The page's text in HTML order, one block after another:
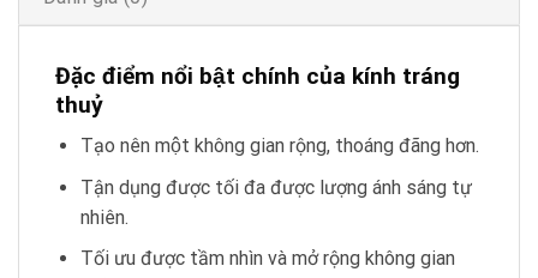
Đặc điểm nổi bật chính của kính tráng
thuỷ
Tạo nên một không gian rộng, thoáng đãng hơn.
Tận dụng được tối đa được lượng ánh sáng tự
nhiên.
Tối ưu được tầm nhìn và mở rộng không gian